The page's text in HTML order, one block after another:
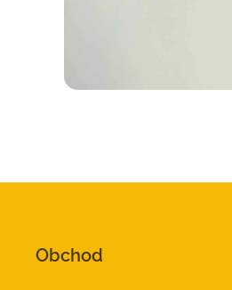
Obchod